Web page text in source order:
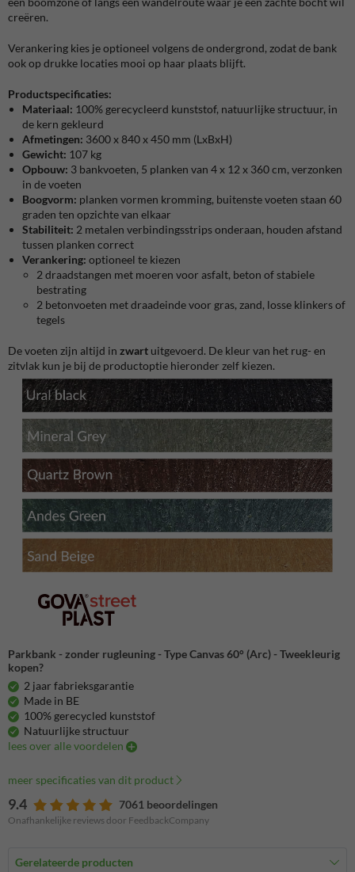
creëren.
Verankering kies je optioneel volgens de ondergrond, zodat de bank
ook op drukke locaties mooi op haar plaats blijft.
Productspecificaties:
Materiaal: 100% gerecycleerd kunststof, natuurlijke structuur, in
de kern gekleurd
Afmetingen: 3600 x 840 x 450 mm (LxBxH)
Gewicht: 107 kg
Opbouw: 3 bankvoeten, 5 planken van 4 x 12 x 360 cm, verzonken
in de voeten
Boogvorm: planken vormen kromming, buitenste voeten staan 60
graden ten opzichte van elkaar
Stabiliteit: 2 metalen verbindingsstrips onderaan, houden afstand
tussen planken correct
Verankering: optioneel te kiezen
2 draadstangen met moeren voor asfalt, beton of stabiele
bestrating
2 betonvoeten met draadeinde voor gras, zand, losse klinkers of
tegels
De voeten zijn altijd in zwart uitgevoerd. De kleur van het rug- en
zitvlak kun je bij de productoptie hieronder zelf kiezen.
Parkbank - zonder rugleuning - Type Canvas 60° (Arc) - Tweekleurig
kopen?
2 jaar fabrieksgarantie
Made in BE
100% gerecycled kunststof
Natuurlijke structuur
lees over alle voordelen
meer specificaties van dit product
9.4 7061 beoordelingen
Onafhankelijke reviews door FeedbackCompany
Gerelateerde producten